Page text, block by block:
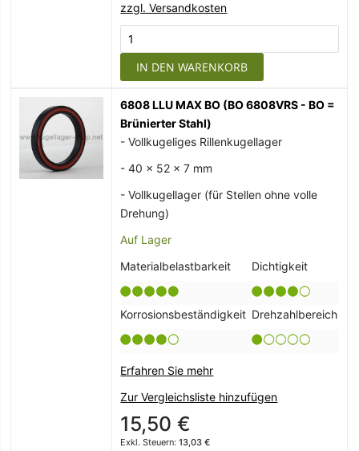
zzgl. Versandkosten
IN DEN WARENKORB
6808 LLU MAX BO (BO 6808VRS - BO =
Brünierter Stahl)
- Vollkugeliges Rillenkugellager
- 40 x 52 x 7 mm
- Vollkugellager (für Stellen ohne volle
Drehung)
Auf Lager
Materialbelastbarkeit
Dichtigkeit
Korrosionsbeständigkeit Drehzahlbereich
Erfahren Sie mehr
Zur Vergleichsliste hinzufügen
15,50 €
13,03 €